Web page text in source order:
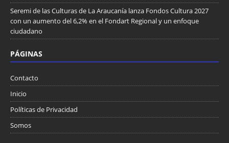
Seremi de las Culturas de La Araucanía lanza Fondos Cultura 2027
con un aumento del 6,2% en el Fondart Regional y un enfoque
ciudadano
PÁGINAS
Contacto
Inicio
Políticas de Privacidad
Somos